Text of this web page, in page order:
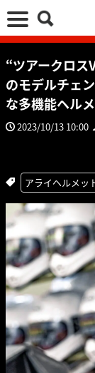
“ツアークロス
のモデルチェ
な多機能ヘル
2023/10/13 10:00
アライヘルメッ